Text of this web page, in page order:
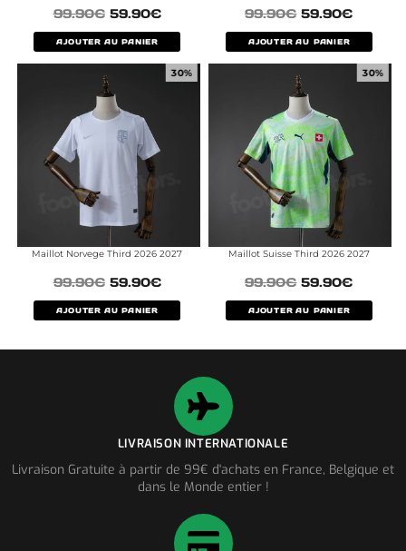
99.90€ 59.90€
AJOUTER AU PANIER
99.90€ 59.90€
AJOUTER AU PANIER
30%
Maillot Norvege Third 2026 2027
99.90€ 59.90€
AJOUTER AU PANIER
30%
Maillot Suisse Third 2026 2027
99.90€ 59.90€
AJOUTER AU PANIER
LIVRAISON INTERNATIONALE
Livraison Gratuite à partir de 99€ d'achats en France, Belgique et
dans le Monde entier !